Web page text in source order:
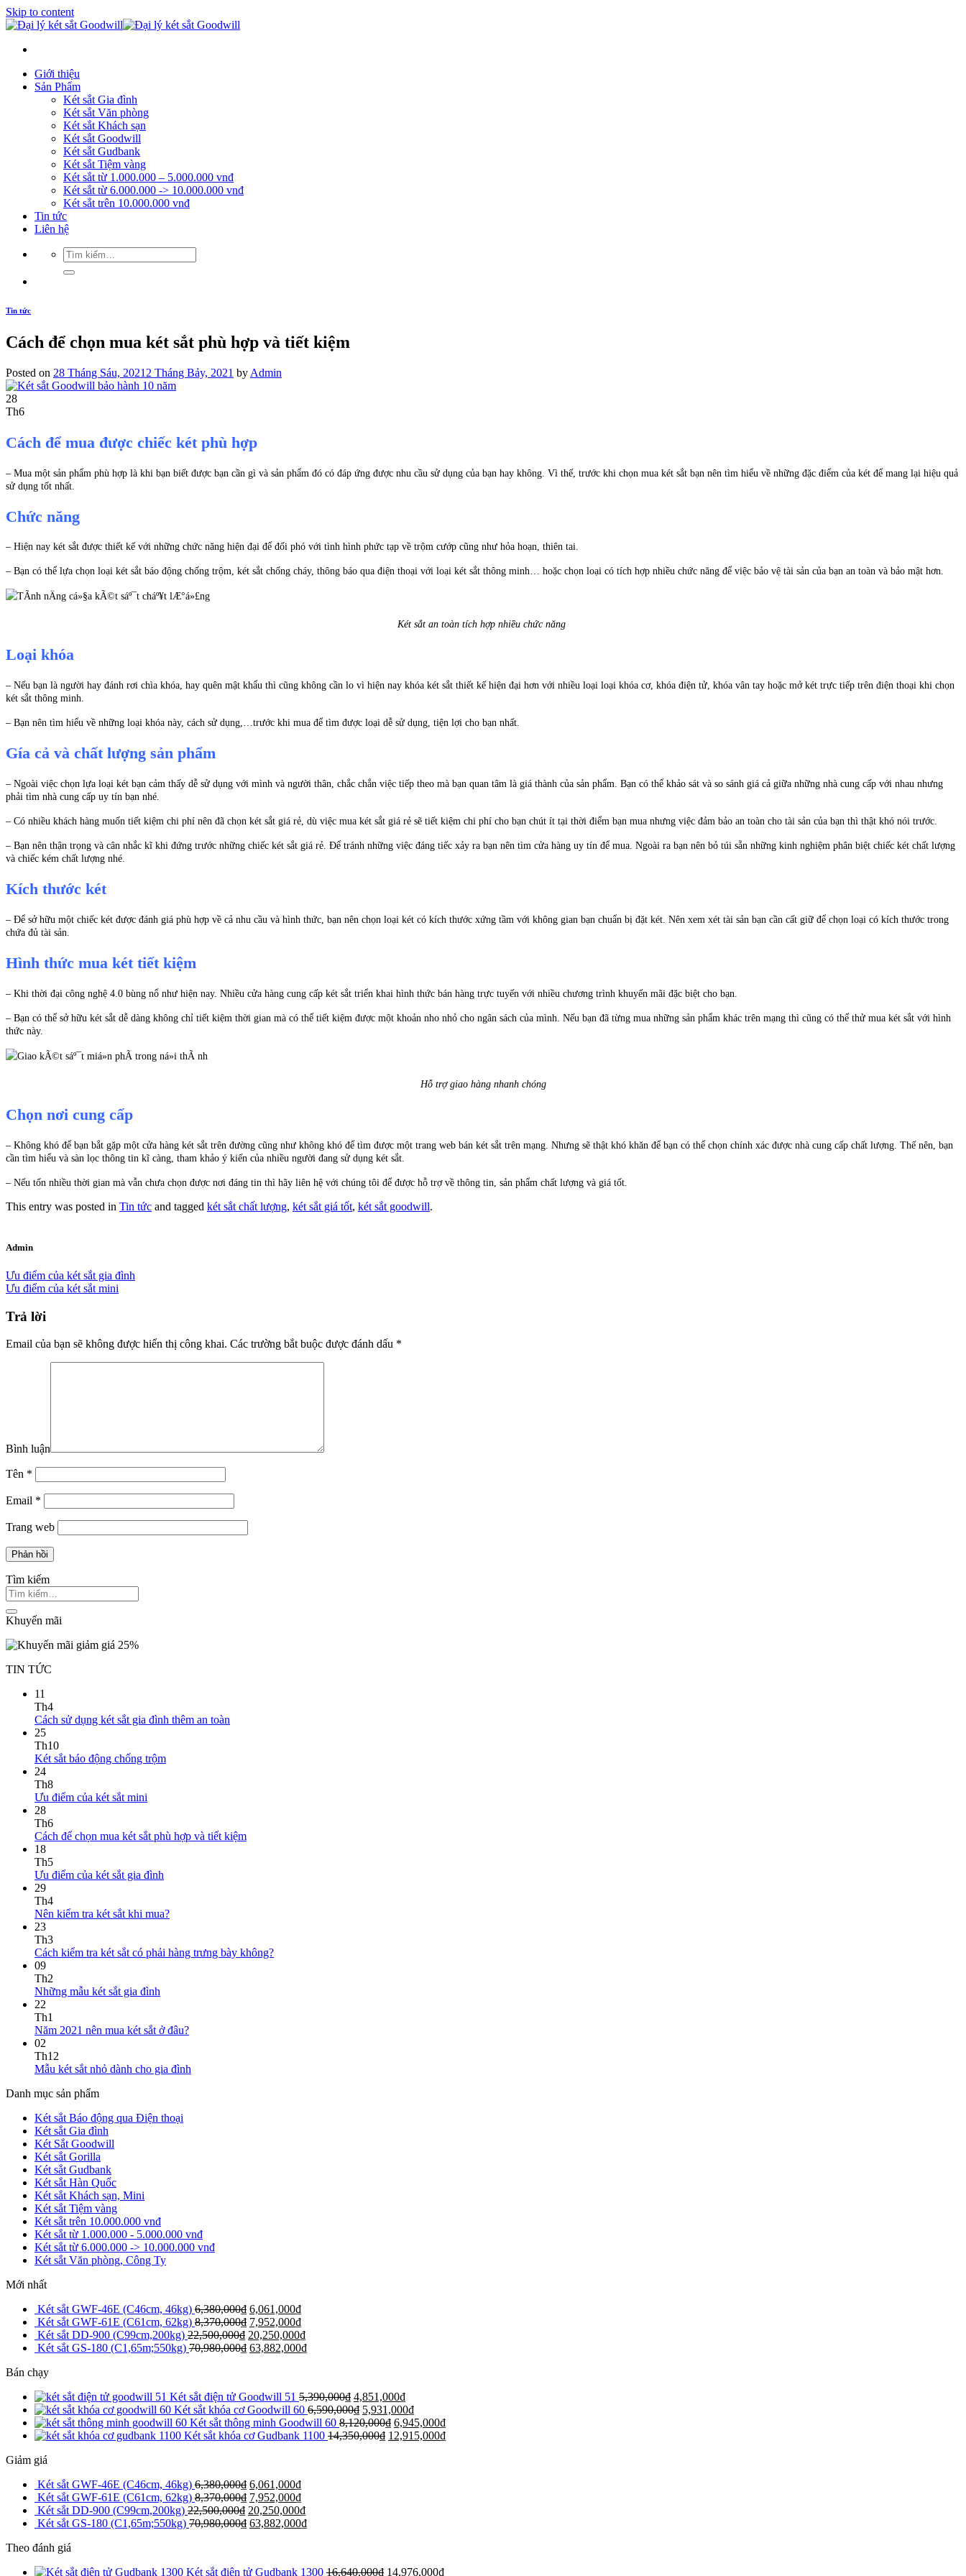
Skip to content
Giới thiệu
Sản Phẩm
Két sắt Gia đình
Két sắt Văn phòng
Két sắt Khách sạn
Két sắt Goodwill
Két sắt Gudbank
Két sắt Tiệm vàng
Két sắt từ 1.000.000 – 5.000.000 vnđ
Két sắt từ 6.000.000 -> 10.000.000 vnđ
Két sắt trên 10.000.000 vnđ
Tin tức
Liên hệ
Tin tức
Cách để chọn mua két sắt phù hợp và tiết kiệm
Posted on 28 Tháng Sáu, 2021 2 Tháng Bảy, 2021 by Admin
28
Th6
Cách để mua được chiếc két phù hợp
– Mua một sản phẩm phù hợp là khi bạn biết được bạn cần gì và sản phẩm đó có đáp ứng được nhu cầu sử dụng của bạn hay không. Vì thế, trước khi chọn mua két sắt bạn nên tìm hiểu về những đặc điểm của két để mang lại hiệu quả
sử dụng tốt nhất.
Chức năng
– Hiện nay két sắt được thiết kế với những chức năng hiện đại để đối phó với tình hình phức tạp về trộm cướp cũng như hỏa hoạn, thiên tai.
– Bạn có thể lựa chọn loại két sắt báo động chống trộm, két sắt chống cháy, thông báo qua điện thoại với loại két sắt thông minh… hoặc chọn loại có tích hợp nhiều chức năng để việc bảo vệ tài sản của bạn an toàn và bảo mật hơn.
Két sắt an toàn tích hợp nhiều chức năng
Loại khóa
– Nếu bạn là người hay đánh rơi chìa khóa, hay quên mật khẩu thì cũng không cần lo vì hiện nay khóa két sắt thiết kế hiện đại hơn với nhiều loại loại khóa cơ, khóa điện tử, khóa vân tay hoặc mở két trực tiếp trên điện thoại khi chọn
két sắt thông minh.
– Bạn nên tìm hiểu về những loại khóa này, cách sử dụng,…trước khi mua để tìm được loại dễ sử dụng, tiện lợi cho bạn nhất.
Gía cả và chất lượng sản phẩm
– Ngoài việc chọn lựa loại két bạn cảm thấy dễ sử dụng với mình và người thân, chắc chắn việc tiếp theo mà bạn quan tâm là giá thành của sản phẩm. Bạn có thể khảo sát và so sánh giá cả giữa những nhà cung cấp với nhau nhưng
phải tìm nhà cung cấp uy tín bạn nhé.
– Có nhiều khách hàng muốn tiết kiệm chi phí nên đã chọn két sắt giá rẻ, dù việc mua két sắt giá rẻ sẽ tiết kiệm chi phí cho bạn chút ít tại thời điểm bạn mua nhưng việc đảm bảo an toàn cho tài sản của bạn thì thật khó nói trước.
– Bạn nên thận trọng và cân nhắc kĩ khi đứng trước những chiếc két sắt giá rẻ. Để tránh những việc đáng tiếc xảy ra bạn nên tìm cửa hàng uy tín để mua. Ngoài ra bạn nên bỏ túi sẵn những kinh nghiệm phân biệt chiếc két chất lượng
và chiếc kém chất lượng nhé.
Kích thước két
– Để sở hữu một chiếc két được đánh giá phù hợp về cả nhu cầu và hình thức, bạn nên chọn loại két có kích thước xứng tầm với không gian bạn chuẩn bị đặt két. Nên xem xét tài sản bạn cần cất giữ để chọn loại có kích thước trong
chứa đủ tài sản.
Hình thức mua két tiết kiệm
– Khi thời đại công nghệ 4.0 bùng nổ như hiện nay. Nhiều cửa hàng cung cấp két sắt triển khai hình thức bán hàng trực tuyến với nhiều chương trình khuyến mãi đặc biệt cho bạn.
– Bạn có thể sở hữu két sắt dễ dàng không chỉ tiết kiệm thời gian mà có thể tiết kiệm được một khoản nho nhỏ cho ngân sách của mình. Nếu bạn đã từng mua những sản phẩm khác trên mạng thì cũng có thể thử mua két sắt với hình
thức này.
Hỗ trợ giao hàng nhanh chóng
Chọn nơi cung cấp
– Không khó để bạn bắt gặp một cửa hàng két sắt trên đường cũng như không khó để tìm được một trang web bán két sắt trên mạng. Nhưng sẽ thật khó khăn để bạn có thể chọn chính xác được nhà cung cấp chất lượng. Thế nên, bạn
cần tìm hiểu và sàn lọc thông tin kĩ càng, tham khảo ý kiến của nhiều người đang sử dụng két sắt.
– Nếu tốn nhiều thời gian mà vẫn chưa chọn được nơi đáng tin thì hãy liên hệ với chúng tôi để được hỗ trợ về thông tin, sản phẩm chất lượng và giá tốt.
This entry was posted in Tin tức and tagged két sắt chất lượng, két sắt giá tốt, két sắt goodwill.
Admin
Ưu điểm của két sắt gia đình
Ưu điểm của két sắt mini
Trả lời
Email của bạn sẽ không được hiển thị công khai. Các trường bắt buộc được đánh dấu *
Bình luận
Tên *
Email *
Trang web
Tìm kiếm
Khuyến mãi
TIN TỨC
11
Th4
Cách sử dụng két sắt gia đình thêm an toàn
25
Th10
Két sắt báo động chống trộm
24
Th8
Ưu điểm của két sắt mini
28
Th6
Cách để chọn mua két sắt phù hợp và tiết kiệm
18
Th5
Ưu điểm của két sắt gia đình
29
Th4
Nên kiểm tra két sắt khi mua?
23
Th3
Cách kiểm tra két sắt có phải hàng trưng bày không?
09
Th2
Những mẫu két sắt gia đình
22
Th1
Năm 2021 nên mua két sắt ở đâu?
02
Th12
Mẫu két sắt nhỏ dành cho gia đình
Danh mục sản phẩm
Két sắt Báo động qua Điện thoại
Két sắt Gia đình
Két Sắt Goodwill
Két sắt Gorilla
Két sắt Gudbank
Két sắt Hàn Quốc
Két sắt Khách sạn, Mini
Két sắt Tiệm vàng
Két sắt trên 10.000.000 vnđ
Két sắt từ 1.000.000 - 5.000.000 vnđ
Két sắt từ 6.000.000 -> 10.000.000 vnđ
Két sắt Văn phòng, Công Ty
Mới nhất
Két sắt GWF-46E (C46cm, 46kg) 6,380,000₫ 6,061,000₫
Két sắt GWF-61E (C61cm, 62kg) 8,370,000₫ 7,952,000₫
Két sắt DD-900 (C99cm,200kg) 22,500,000₫ 20,250,000₫
Két sắt GS-180 (C1,65m;550kg) 70,980,000₫ 63,882,000₫
Bán chạy
Két sắt điện tử Goodwill 51 5,390,000₫ 4,851,000₫
Két sắt khóa cơ Goodwill 60 6,590,000₫ 5,931,000₫
Két sắt thông minh Goodwill 60 8,120,000₫ 6,945,000₫
Két sắt khóa cơ Gudbank 1100 14,350,000₫ 12,915,000₫
Giảm giá
Két sắt GWF-46E (C46cm, 46kg) 6,380,000₫ 6,061,000₫
Két sắt GWF-61E (C61cm, 62kg) 8,370,000₫ 7,952,000₫
Két sắt DD-900 (C99cm,200kg) 22,500,000₫ 20,250,000₫
Két sắt GS-180 (C1,65m;550kg) 70,980,000₫ 63,882,000₫
Theo đánh giá
Két sắt điện tử Gudbank 1300 16,640,000₫ 14,976,000₫